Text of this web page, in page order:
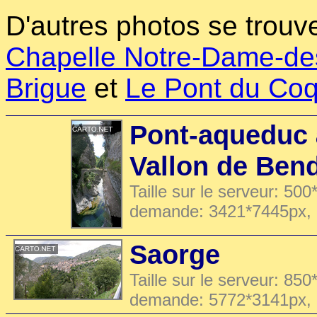
D'autres photos se
Chapelle Notre-Dame-
Brigue et Le Pont du
Pont-
Vallon de
Taille sur le serveur:
demande:
Saorge
Taille sur le serveur:
demande: